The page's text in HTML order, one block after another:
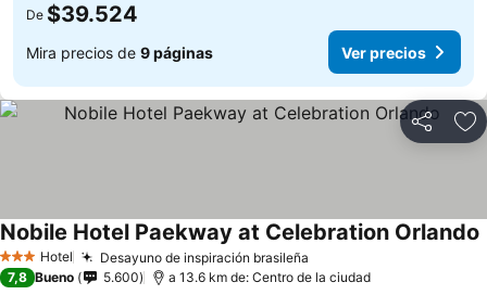
De $39.524
Mira precios de 9 páginas Ver precios
Compartir
3 Estrellas
Hotel Desayuno de inspiración brasileña
Nobile Hotel Paekway at Celebration Orlando
7,8 Bueno 5.600 a 13.6 km de: Centro de la ciudad